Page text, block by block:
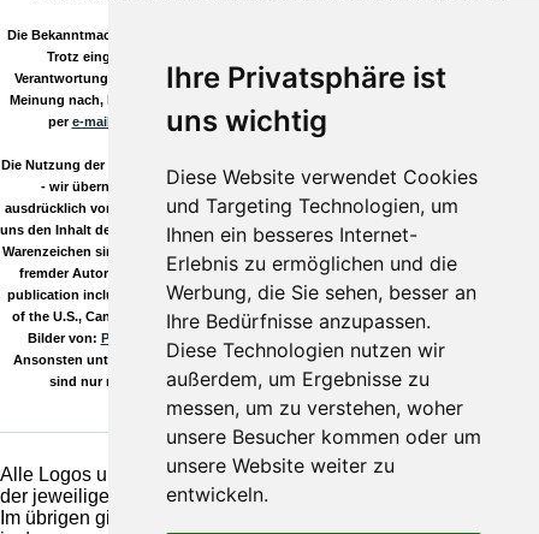
Ihre Privatsphäre ist
uns wichtig
Diese Website verwendet Cookies
und Targeting Technologien, um
Ihnen ein besseres Internet-
Erlebnis zu ermöglichen und die
Werbung, die Sie sehen, besser an
Ihre Bedürfnisse anzupassen.
Diese Technologien nutzen wir
außerdem, um Ergebnisse zu
messen, um zu verstehen, woher
unsere Besucher kommen oder um
unsere Website weiter zu
entwickeln.
Die Bekanntmachungen in unseren Artikeln/Terminen sind natürlich ohne Gewähr!
Trotz eingehender Kontrolle durch unsere Redaktion können wir keine
Verantwortung für die Inhalte verlinkter Seiten übernehmen. Sollten Sie auf, Ihrer
Meinung nach, bedenkliche Inhalte stoßen so informieren Sie uns bitte umgehend
pere-mail ! Sie helfen uns damit den Qualitässtandard hoch zu halten.
Die Nutzung der Daten aus unserem Download Verzeichnis erfolgt auf eigene Gefahr
- wir übernehmen keinerlei Gewähr, es gilt die GPL! Wir distanzieren uns
ausdrücklich von den Links dieser Seite zu anderen Seiten und stellen klar, dass wir
uns den Inhalt der verlinkten Seiten nicht zu eigen machen möchten! Alle Logos und
Warenzeichen sind Eigentum Ihrer jeweiligen Besitzer. Die Kommentare wie Beiträge
fremder Autoren stehen im Verantwortungsbereich ihrer jeweiligen Poster. This
publication includes images from CorelDRAW9 which are proted by copyright laws
of the U.S., Canada and elsewhere. Used under license. Außerdem verwenden wir
Bilder von: Pixelio.de
Ansonsten unterliegen alle unsere Inhalte selbstverständlich dem Copyright und
sind nur mit unserer ausdrücklichen Genehmigung zu reproduzieren!
Alle Logos und Warenzeichen auf dieser Seite sind Eigentum
der jeweiligen Besitzer und Lizenzhalter.
Im übrigen gilt Haftungsausschluss. Weitere Details finden Sie